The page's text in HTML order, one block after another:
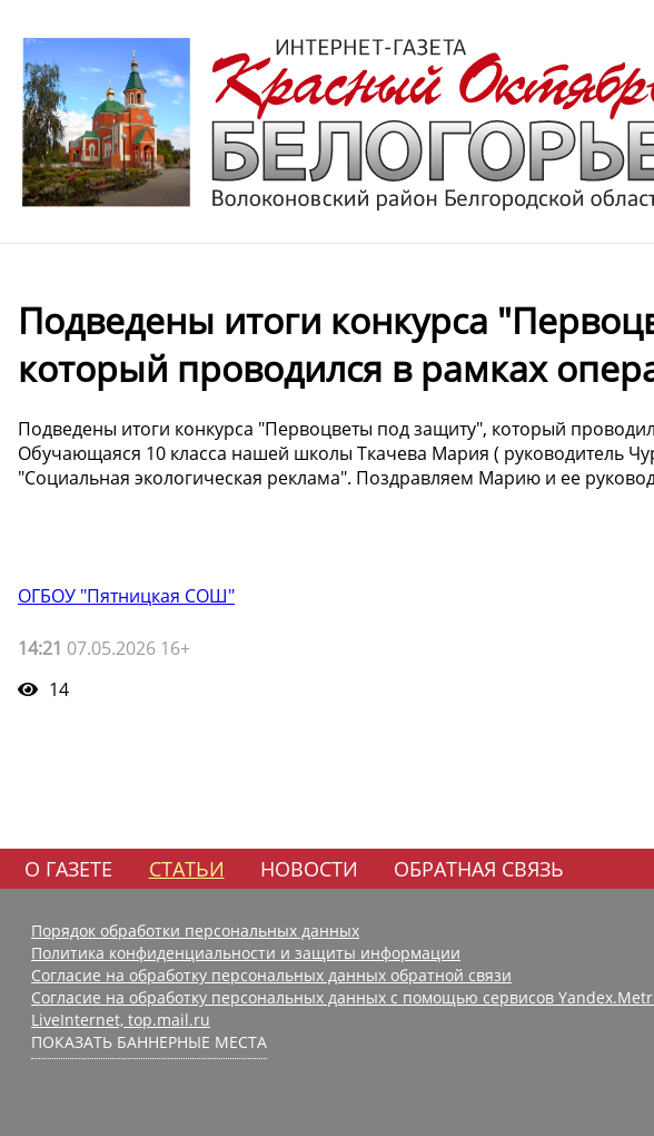
Подведены итоги конкурса
который проводился в рамках
Подведены итоги конкурса "Первоцветы под защиту", который
Обучающаяся 10 класса нашей школы Ткачева Мария ( руководитель
"Социальная экологическая реклама". Поздравляем Марию и ее
ОГБОУ "Пятницкая СОШ"
14:21 07.05.2026 16+
14
О ГАЗЕТЕ СТАТЬИ НОВОСТИ ОБРАТНАЯ СВЯЗЬ
Порядок обработки персональных данных
Политика конфиденциальности и защиты информации
Согласие на обработку персональных данных обратной связи
Согласие на обработку персональных данных с помощью сервисов
LiveInternet, top.mail.ru
ПОКАЗАТЬ БАННЕРНЫЕ МЕСТА